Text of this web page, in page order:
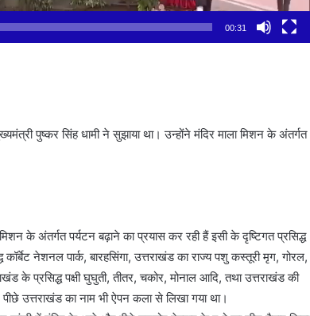
00:31
पुष्कर सिंह धामी ने सुझाया था। उन्होंने मंदिर माला मिशन के अंतर्गत
के अंतर्गत पर्यटन बढ़ाने का प्रयास कर रही हैं इसी के दृष्टिगत प्रसिद्ध
कॉर्बेट नेशनल पार्क, बारहसिंगा, उत्तराखंड का राज्य पशु कस्तूरी मृग, गोरल,
के प्रसिद्ध पक्षी घुघुती, तीतर, चकोर, मोनाल आदि, तथा उत्तराखंड की
उत्तराखंड का नाम भी ऐपन कला से लिखा गया था।